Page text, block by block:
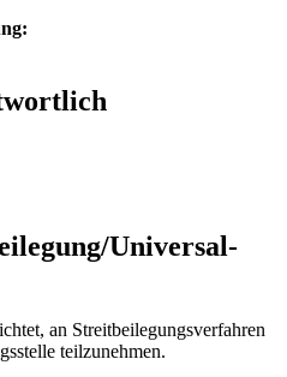
Universal­
an Streitbeilegungsverfahren
teilzunehmen.